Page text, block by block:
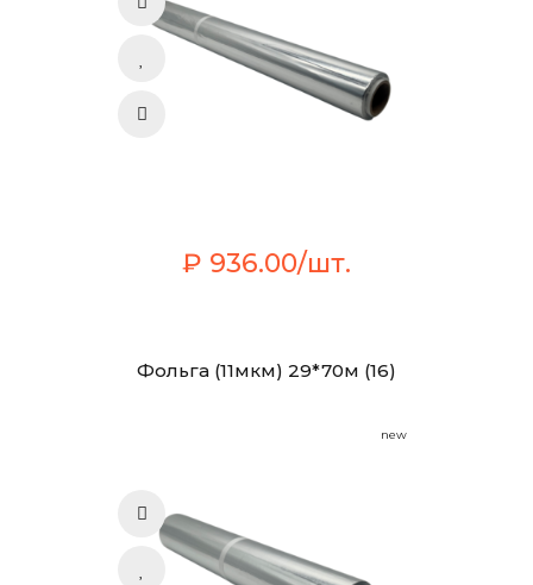
₽ 936.00/шт.
Фольга (11мкм) 29*70м (16)
new